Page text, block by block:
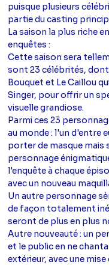
puisque plusieurs
partie du casting
La saison la plus riche
enquêtes :
Cette saison sera
sont 23 célébrités, dont
Bouquet et Le Caillou
Singer, pour offrir un
visuelle grandiose.
Parmi ces 23
au monde : l'un d'entre
porter de masque mais
personnage
l'enquête à chaque
avec un nouveau
Un autre personnage
de façon totalement
seront de plus en plus
Autre nouveauté : un
et le public en ne
extérieur, avec une